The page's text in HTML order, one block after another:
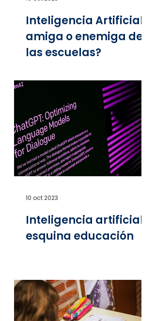
Inteligencia Artificial:
amiga o enemiga de
las escuelas?
Inteligencia artificial,
esquina educación
10 oct 2023